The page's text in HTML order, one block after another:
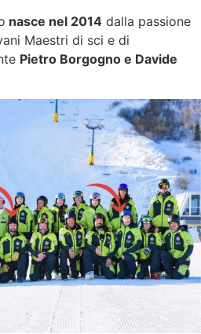
nasce nel 2014 dalla passione
Maestri di sci e di
Pietro Borgogno e Davide